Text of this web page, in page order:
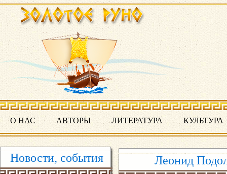
О НАС АВТОРЫ ЛИТЕРАТУРА КУЛЬТУРА
Новости, события Леонид